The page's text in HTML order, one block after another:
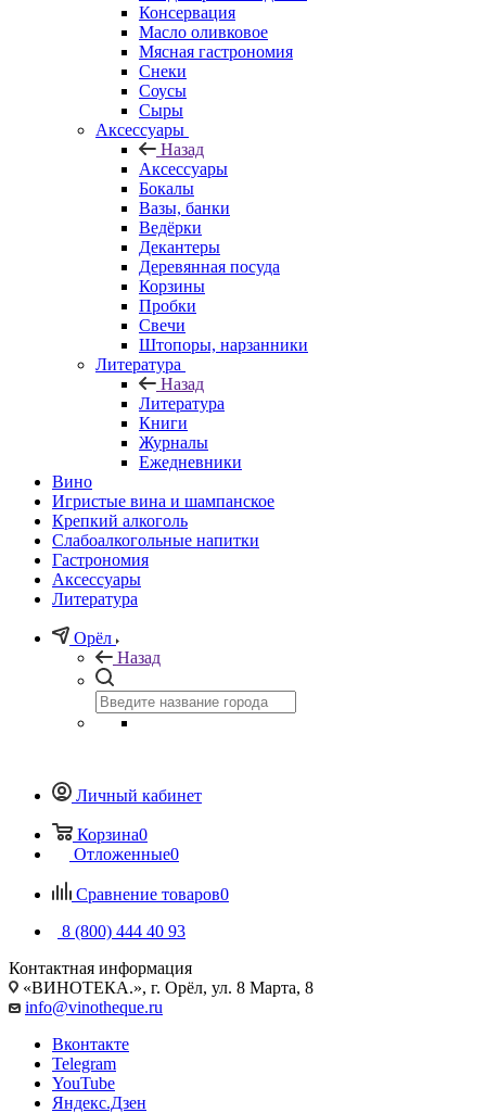
Консервация
Масло оливковое
Мясная гастрономия
Снеки
Соусы
Сыры
Аксессуары
Назад
Аксессуары
Бокалы
Вазы, банки
Ведёрки
Декантеры
Деревянная посуда
Корзины
Пробки
Свечи
Штопоры, нарзанники
Литература
Назад
Литература
Книги
Журналы
Ежедневники
Вино
Игристые вина и шампанское
Крепкий алкоголь
Слабоалкогольные напитки
Гастрономия
Аксессуары
Литература
Орёл
Назад
Личный кабинет
Корзина0
Отложенные0
Сравнение товаров0
8 (800) 444 40 93
Контактная информация
«ВИНОТЕКА.», г. Орёл, ул. 8 Марта, 8
info@vinotheque.ru
Вконтакте
Telegram
YouTube
Яндекс.Дзен